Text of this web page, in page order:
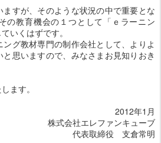
すが、そのような状況の中で重要とな
の教育機会の１つとして「ｅラーニン
いくはずです。
グ教材専門の制作会社として、よりよ
思いますので、みなさまお見知りおき
ます。
2012年1月
株式会社エレファンキューブ
代表取締役 支倉常明